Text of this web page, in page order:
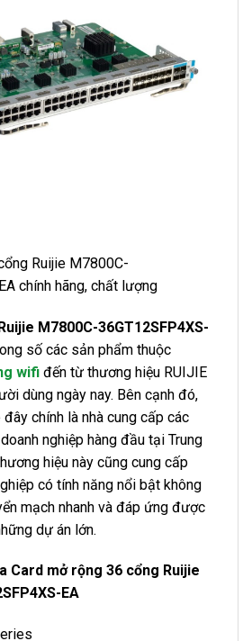
Ruijie M7800C-
chính hãng, chất lượng
M7800C-36GT12SFP4XS-
số các sản phẩm thuộc
wifi đến từ thương hiệu RUIJIE
dùng ngày nay. Bên cạnh đó,
chính là nhà cung cấp các
nghiệp hàng đầu tại Trung
hiệu này cũng cung cấp
có tính năng nổi bật không
mạch nhanh và đáp ứng được
dự án lớn.
Card mở rộng 36 cổng Ruijie
EA